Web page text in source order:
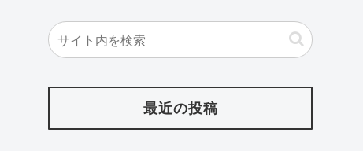
最近の投稿